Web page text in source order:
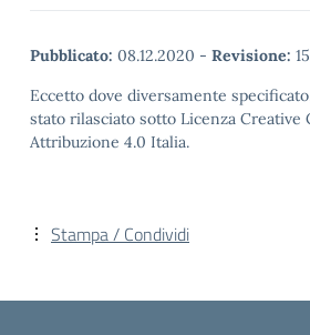
Pubblicato: 08.12.2020 - Revisione:
Eccetto dove diversamente
stato rilasciato sotto Licenza Creative
Attribuzione 4.0 Italia.
Stampa / Condividi